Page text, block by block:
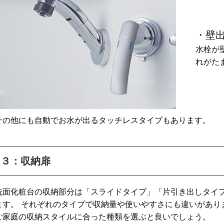
・壁
水栓が
れがた
の他にも自動でお水が出るタッチレスタイプもあります。
３：収納扉
面化粧台の収納部分は「スライドタイプ」「片引き出しタイ
す。 それぞれのタイプで収納量や使いやすさにも違いがあり
家庭の収納スタイルに合った種類を選ぶと良いでしょう。